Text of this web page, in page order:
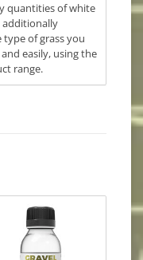
quantities of white
additionally
of grass you
easily, using the
range.